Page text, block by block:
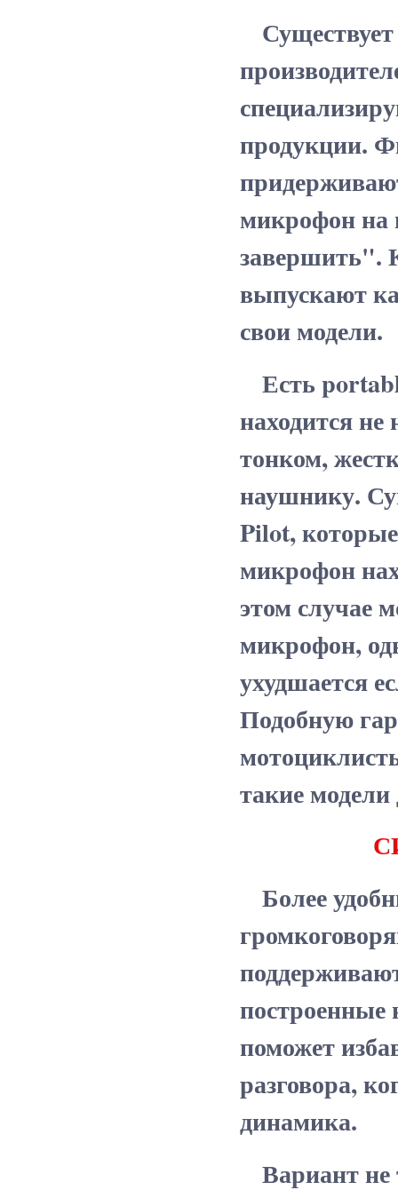
продукции.
микрофон на
завершить".
выпускают
свои модели.
Есть
находится
тонком,
наушнику.
Pilot,
микрофон
этом случае
микрофон,
ухудшается
Подобную
такие
Более
построенные
поможет
разговора,
динамика.
Вариант не